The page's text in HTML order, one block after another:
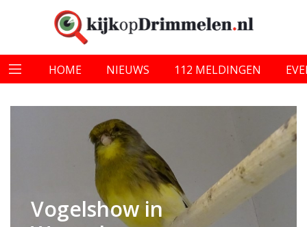
HOME NIEUWS 112 MELDINGEN
Vogelshow in